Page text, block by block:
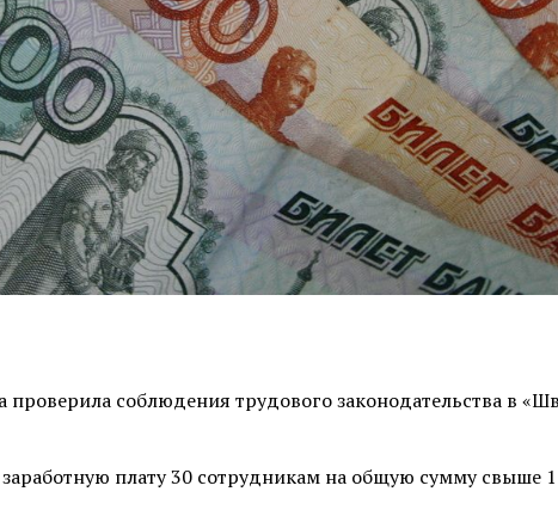
соблюдения трудового законодательства в
плату 30 сотрудникам на общую сумму свыше